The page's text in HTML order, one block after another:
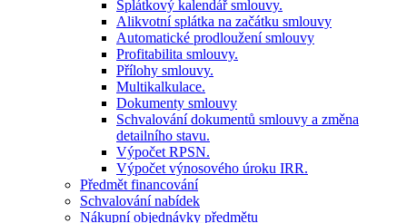
Splátkový kalendář smlouvy.
Alikvotní splátka na začátku smlouvy
Automatické prodloužení smlouvy
Profitabilita smlouvy.
Přílohy smlouvy.
Multikalkulace.
Dokumenty smlouvy
Schvalování dokumentů smlouvy a změna
detailního stavu.
Výpočet RPSN.
Výpočet výnosového úroku IRR.
Předmět financování
Schvalování nabídek
Nákupní objednávky předmětu